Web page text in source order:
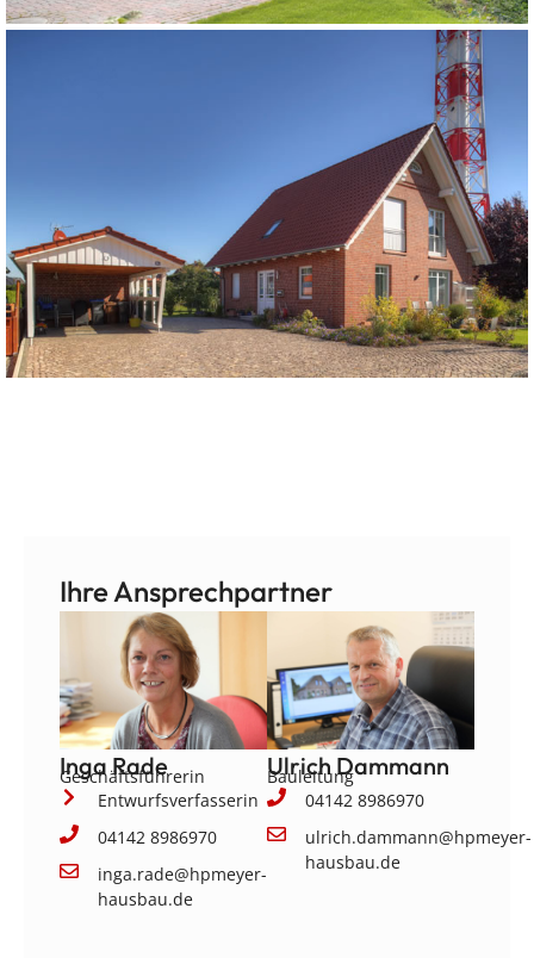
Ihre Ansprechpartner
Inga Rade
Geschäftsführerin
Entwurfsverfasserin
04142 8986970
inga.rade@hpmeyer-
hausbau.de
Ulrich Dammann
Bauleitung
04142 8986970
ulrich.dammann@hpmeyer-
hausbau.de